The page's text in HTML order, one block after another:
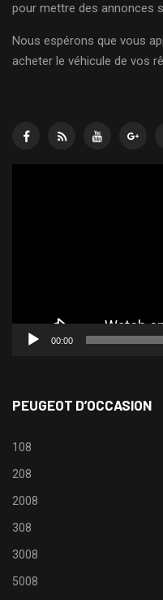
pour mettre des annonces
Nous espérons que vous
acheter le véhicule de vos
00:00
PEUGEOT D’OCCASION
108
208
2008
308
3008
5008